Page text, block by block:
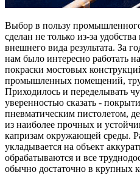
Выбор в пользу
сделан не только из-за
внешнего вида результата. За
нам было интересно работать
покраски мостовых
промышленных помещений,
Приходилось и переделывать
уверенностью сказать -
пневматическим пистолетом,
из наиболее прочных и
капризам окружающей среды.
укладывается на объект
обрабатываются и все
обычно достаточно в крупных